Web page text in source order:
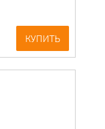
КУПИТЬ